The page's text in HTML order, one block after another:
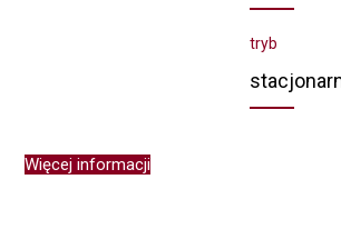
tryb
Więcej informacji